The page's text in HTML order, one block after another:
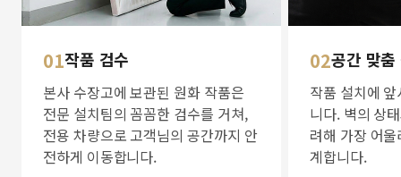
01작품 검수
본사 수장고에 보관된 원화 작품은
전문 설치팀의 꼼꼼한 검수를 거쳐,
전용 차량으로 고객님의 공간까지 안
전하게 이동합니다.
02공간 맞
작품 설치에
니다. 벽의 상
려해 가장 어
계합니다.